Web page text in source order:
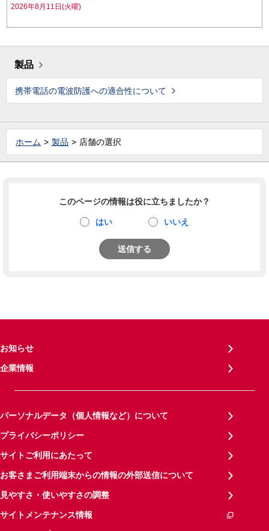
2026年8月11日(火曜)
製品
携帯電話の電波防護への適合性について
ホーム 製品 店舗の選択
このページの情報は役に立ちましたか？
はい いいえ
送信する
お知らせ
企業情報
パーソナルデータ（個人情報など）について
プライバシーポリシー
サイトご利用にあたって
お客さまご利用端末からの情報の外部送信について
見やすさ・使いやすさの調整
サイトメンテナンス情報